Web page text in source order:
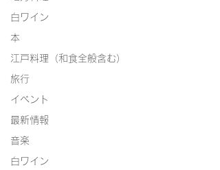
白ワイン
本
江戸料理（和食全般含む）
旅行
イベント
最新情報
音楽
白ワイン